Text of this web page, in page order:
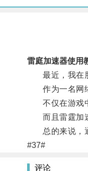
雷庭加速器使用
最近，我在朋
作为一名网络
不仅在游戏中
而且雷霆加速
总的来说，通
#37#
评论